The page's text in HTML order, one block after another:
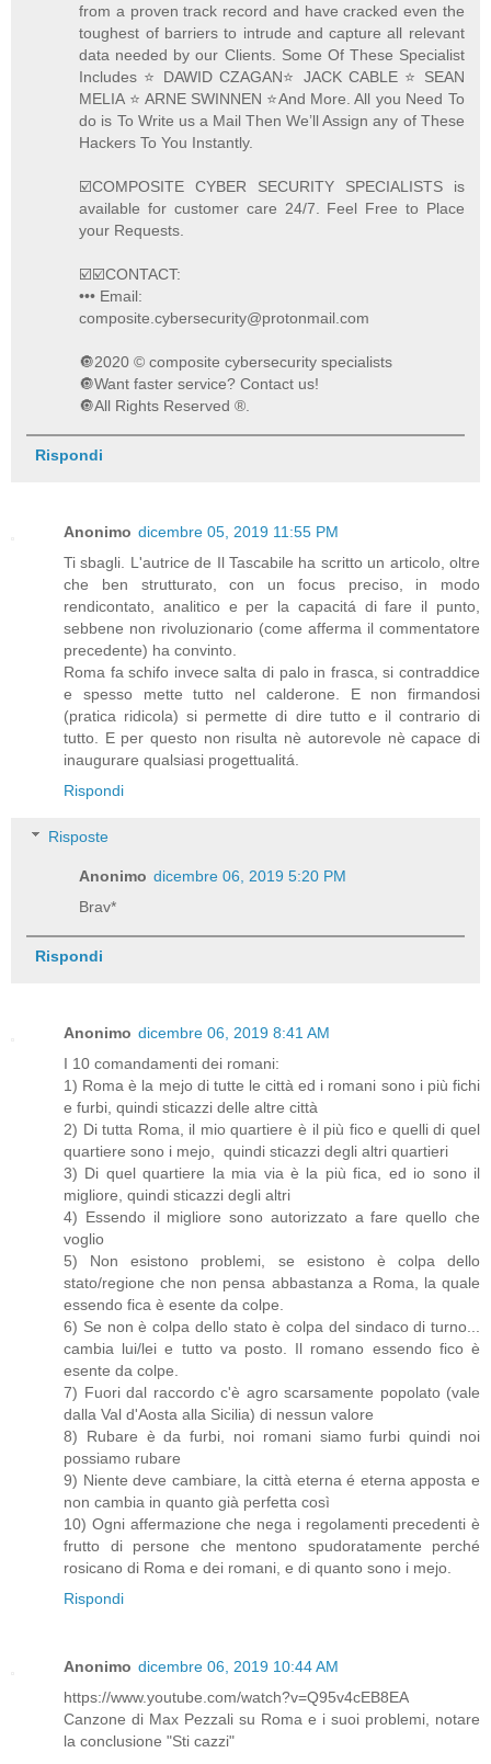
from a proven track record and have cracked even the
toughest of barriers to intrude and capture all relevant
data needed by our Clients. Some Of These Specialist
Includes ⭐️ DAWID CZAGAN⭐️ JACK CABLE ⭐️ SEAN
MELIA ⭐️ ARNE SWINNEN ⭐️And More. All you Need To
do is To Write us a Mail Then We’ll Assign any of These
Hackers To You Instantly.
☑️COMPOSITE CYBER SECURITY SPECIALISTS is
available for customer care 24/7. Feel Free to Place
your Requests.
☑️☑️CONTACT:
••• Email:
composite.cybersecurity@protonmail.com
🔘2020 © composite cybersecurity specialists
🔘Want faster service? Contact us!
🔘All Rights Reserved ®️.
Rispondi
Anonimo dicembre 05, 2019 11:55 PM
Ti sbagli. L'autrice de Il Tascabile ha scritto un articolo, oltre
che ben strutturato, con un focus preciso, in modo
rendicontato, analitico e per la capacitá di fare il punto,
sebbene non rivoluzionario (come afferma il commentatore
precedente) ha convinto.
Roma fa schifo invece salta di palo in frasca, si contraddice
e spesso mette tutto nel calderone. E non firmandosi
(pratica ridicola) si permette di dire tutto e il contrario di
tutto. E per questo non risulta nè autorevole nè capace di
inaugurare qualsiasi progettualitá.
Rispondi
Risposte
Anonimo dicembre 06, 2019 5:20 PM
Brav*
Rispondi
Anonimo dicembre 06, 2019 8:41 AM
I 10 comandamenti dei romani:
1) Roma è la mejo di tutte le città ed i romani sono i più fichi
e furbi, quindi sticazzi delle altre città
2) Di tutta Roma, il mio quartiere è il più fico e quelli di quel
quartiere sono i mejo, quindi sticazzi degli altri quartieri
3) Di quel quartiere la mia via è la più fica, ed io sono il
migliore, quindi sticazzi degli altri
4) Essendo il migliore sono autorizzato a fare quello che
voglio
5) Non esistono problemi, se esistono è colpa dello
stato/regione che non pensa abbastanza a Roma, la quale
essendo fica è esente da colpe.
6) Se non è colpa dello stato è colpa del sindaco di turno...
cambia lui/lei e tutto va posto. Il romano essendo fico è
esente da colpe.
7) Fuori dal raccordo c'è agro scarsamente popolato (vale
dalla Val d'Aosta alla Sicilia) di nessun valore
8) Rubare è da furbi, noi romani siamo furbi quindi noi
possiamo rubare
9) Niente deve cambiare, la città eterna é eterna apposta e
non cambia in quanto già perfetta così
10) Ogni affermazione che nega i regolamenti precedenti è
frutto di persone che mentono spudoratamente perché
rosicano di Roma e dei romani, e di quanto sono i mejo.
Rispondi
Anonimo dicembre 06, 2019 10:44 AM
https://www.youtube.com/watch?v=Q95v4cEB8EA
Canzone di Max Pezzali su Roma e i suoi problemi, notare
la conclusione "Sti cazzi"